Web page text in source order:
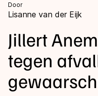
Kalender
Disciplines
Marathon
Langebaan
Uitslagen
Door
Lisanne van der Eijk
Jillert
tegen